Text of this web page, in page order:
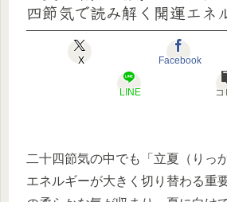
四節気で読み解く開運エネ
X Facebook
LINE
二十四節気の中でも「立夏（りっ
エネルギーが大きく切り替わる重